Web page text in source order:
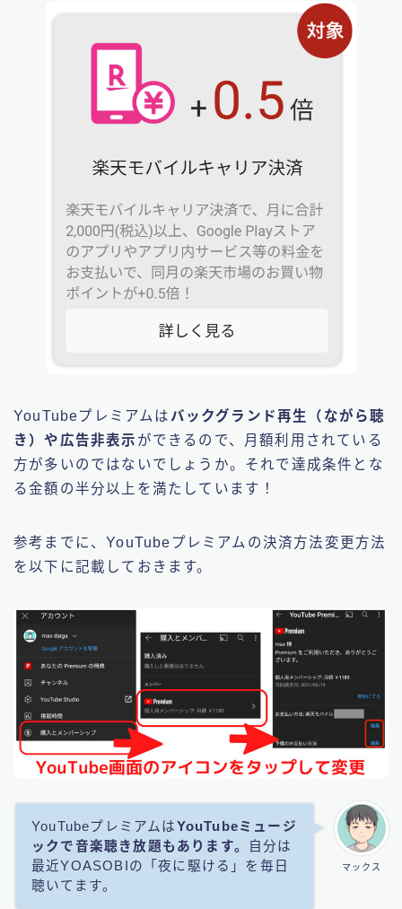
YouTubeプレミアムは バックグランド再生（ながら聴
き）や広告非表示 ができるので、月額利用されている
方が多いのではないでしょうか。それで達成条件とな
る金額の半分以上を満たしています！
参考までに、YouTubeプレミアムの決済方法変更方法
を以下に記載しておきます。
マックス
YouTubeプレミアムはYouTubeミュージ
ックで音楽聴き放題もあります。
自分は
最近YOASOBIの「夜に駆ける」を毎日
聴いてます。